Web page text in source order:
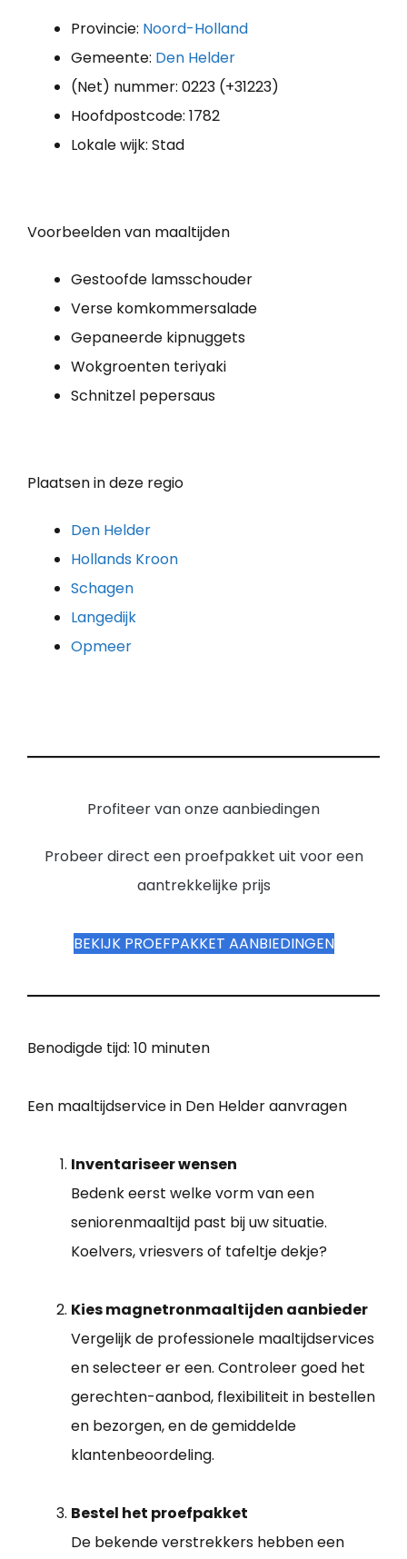
Provincie: Noord-Holland
Gemeente: Den Helder
(Net) nummer: 0223 (+31223)
Hoofdpostcode: 1782
Lokale wijk: Stad
Voorbeelden van maaltijden
Gestoofde lamsschouder
Verse komkommersalade
Gepaneerde kipnuggets
Wokgroenten teriyaki
Schnitzel pepersaus
Plaatsen in deze regio
Den Helder
Hollands Kroon
Schagen
Langedijk
Opmeer
Profiteer van onze aanbiedingen
Probeer direct een proefpakket uit voor een
aantrekkelijke prijs
BEKIJK PROEFPAKKET AANBIEDINGEN
Benodigde tijd: 10 minuten
Een maaltijdservice in Den Helder aanvragen
Inventariseer wensen
Bedenk eerst welke vorm van een
seniorenmaaltijd past bij uw situatie.
Koelvers, vriesvers of tafeltje dekje?
Kies magnetronmaaltijden aanbieder
Vergelijk de professionele maaltijdservices
en selecteer er een. Controleer goed het
gerechten-aanbod, flexibiliteit in bestellen
en bezorgen, en de gemiddelde
klantenbeoordeling.
Bestel het proefpakket
De bekende verstrekkers hebben een